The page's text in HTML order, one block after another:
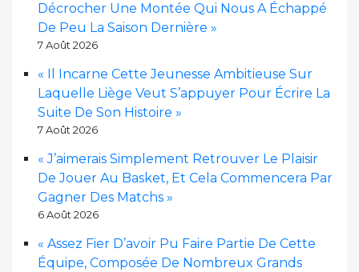
Décrocher Une Montée Qui Nous A Échappé
De Peu La Saison Dernière »
7 Août 2026
« Il Incarne Cette Jeunesse Ambitieuse Sur
Laquelle Liège Veut S’appuyer Pour Écrire La
Suite De Son Histoire »
7 Août 2026
« J’aimerais Simplement Retrouver Le Plaisir
De Jouer Au Basket, Et Cela Commencera Par
Gagner Des Matchs »
6 Août 2026
« Assez Fier D’avoir Pu Faire Partie De Cette
Équipe, Composée De Nombreux Grands